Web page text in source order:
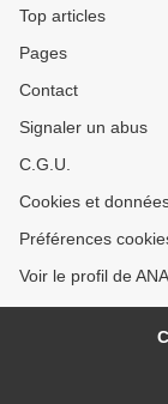
Top articles
Pages
Contact
Signaler un abus
C.G.U.
Cookies et
Préférences
Voir le profil de